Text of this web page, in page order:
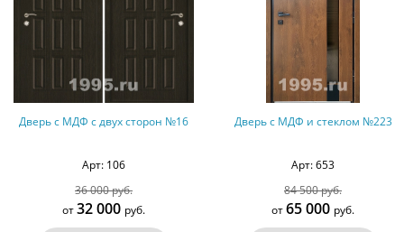
Дверь с МДФ с двух сторон №16
Арт: 106
36 000 руб.
от32 000 руб.
Дверь с МДФ и стеклом №223
Арт: 653
84 500 руб.
от65 000 руб.